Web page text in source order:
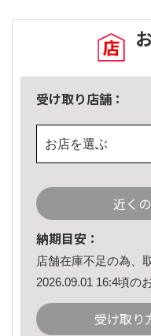
受け取り店舗：
お店を選ぶ
近く
納期目安：
店舗在庫不足の為、
2026.09.01 16:4頃の
受け取り